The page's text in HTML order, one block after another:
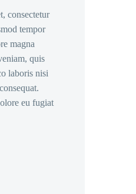
consectetur
tempor
magna
quis
laboris nisi
eu fugiat